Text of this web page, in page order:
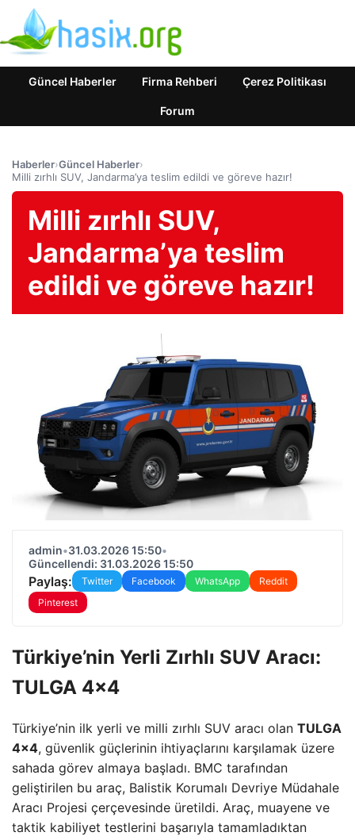
Güncel Haberler Firma Rehberi Çerez Politikası
Forum
Haberler›Güncel Haberler›
Milli zırhlı SUV, Jandarma’ya teslim edildi ve göreve hazır!
Milli zırhlı SUV,
Jandarma’ya teslim
edildi ve göreve hazır!
admin•31.03.2026 15:50•
Güncellendi: 31.03.2026 15:50
Paylaş: Twitter Facebook WhatsApp
Reddit
Pinterest
Türkiye’nin Yerli Zırhlı SUV Aracı:
TULGA 4×4
Türkiye’nin ilk yerli ve milli zırhlı SUV aracı olan TULGA
4×4, güvenlik güçlerinin ihtiyaçlarını karşılamak üzere
sahada görev almaya başladı. BMC tarafından
geliştirilen bu araç, Balistik Korumalı Devriye Müdahale
Aracı Projesi çerçevesinde üretildi. Araç, muayene ve
taktik kabiliyet testlerini başarıyla tamamladıktan